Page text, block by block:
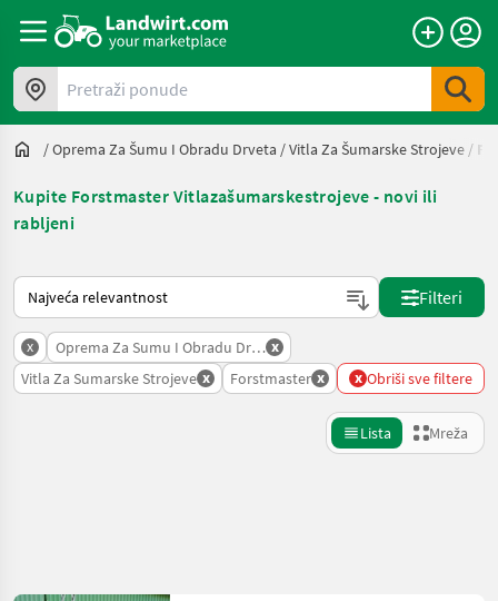
Pretraži ponude
/Oprema Za Šumu I Obradu Drveta /Vitla Za Šumarske Strojeve /
Kupite Forstmaster Vitlazašumarskestrojeve - novi ili
rabljeni
Način na koji sortira Landwirt.com
Filteri
x Oprema Za Sumu I Obradu Drveta
x
Vitla Za Sumarske Strojeve x Forstmaster x x Obriši sve filtere
Lista Mreža